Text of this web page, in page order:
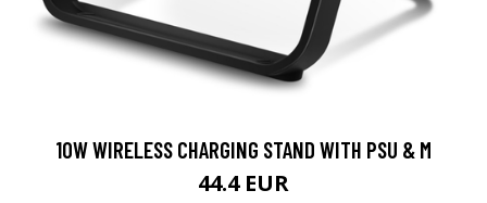
10W WIRELESS CHARGING STAND WITH PSU & M
44.4 EUR